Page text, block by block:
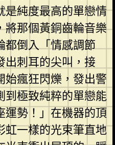
是純度最高的單戀情
將那個黃銅齒輪音樂
都倒入「情感調節
出刺耳的尖叫，接
始瘋狂閃爍，發出警
到極致純粹的單戀能
運勢！」在機器的頂
虹一樣的光束筆直地